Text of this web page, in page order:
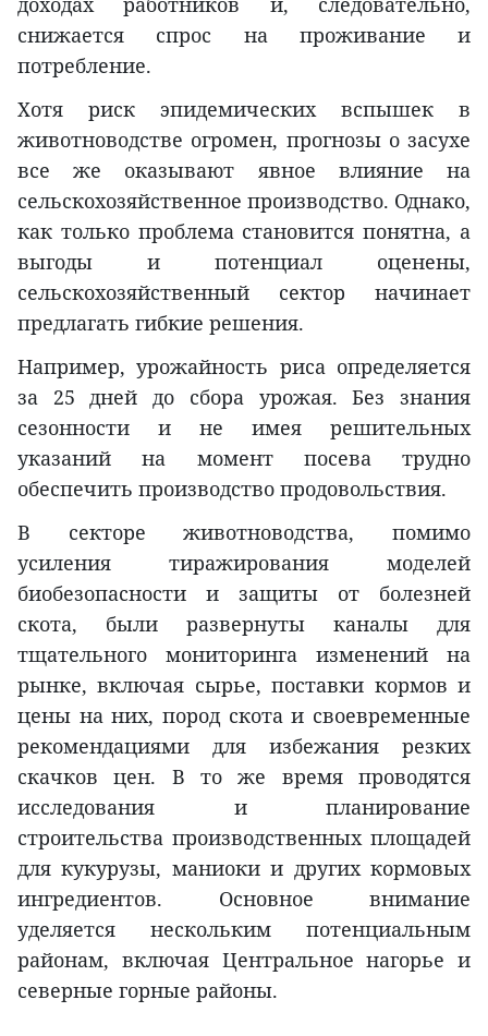
снижается спрос на проживание и
потребление.
Хотя риск эпидемических вспышек в
животноводстве огромен, прогнозы о засухе
все же оказывают явное влияние на
сельскохозяйственное производство. Однако,
как только проблема становится понятна, а
выгоды и потенциал оценены,
сельскохозяйственный сектор начинает
предлагать гибкие решения.
Например, урожайность риса определяется
за 25 дней до сбора урожая. Без знания
сезонности и не имея решительных
указаний на момент посева трудно
обеспечить производство продовольствия.
В секторе животноводства, помимо
усиления тиражирования моделей
биобезопасности и защиты от болезней
скота, были развернуты каналы для
тщательного мониторинга изменений на
рынке, включая сырье, поставки кормов и
цены на них, пород скота и своевременные
рекомендациями для избежания резких
скачков цен. В то же время проводятся
исследования и планирование
строительства производственных площадей
для кукурузы, маниоки и других кормовых
ингредиентов. Основное внимание
уделяется нескольким потенциальным
районам, включая Центральное нагорье и
северные горные районы.